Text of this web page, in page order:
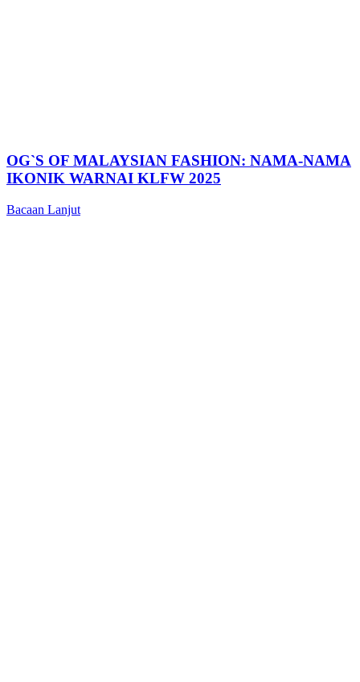
OG`S OF MALAYSIAN FASHION: NAMA-NAMA
IKONIK WARNAI KLFW 2025
Bacaan Lanjut